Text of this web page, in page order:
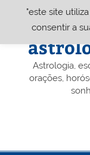
Astrologia,
orações,
"este site
consentir a